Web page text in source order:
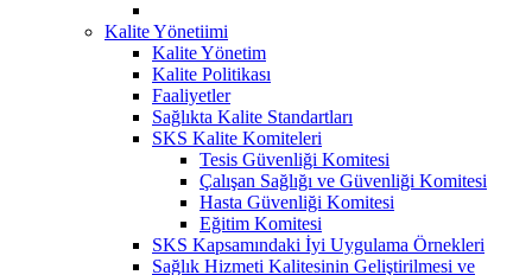
Kalite Yönetiimi
Kalite Yönetim
Kalite Politikası
Faaliyetler
Sağlıkta Kalite Standartları
SKS Kalite Komiteleri
Tesis Güvenliği Komitesi
Çalışan Sağlığı ve Güvenliği Komitesi
Hasta Güvenliği Komitesi
Eğitim Komitesi
SKS Kapsamındaki İyi Uygulama Örnekleri
Sağlık Hizmeti Kalitesinin Geliştirilmesi ve